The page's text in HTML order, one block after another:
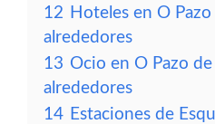
12 Hoteles en O
alrededores
13 Ocio en O Pazo
alrededores
14 Estaciones de